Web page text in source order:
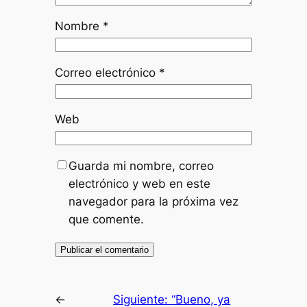
Nombre *
Correo electrónico *
Web
Guarda mi nombre, correo
electrónico y web en este
navegador para la próxima vez
que comente.
←
Siguiente:“Bueno, ya